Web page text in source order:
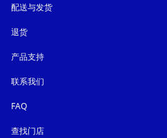
配送与发货
退货
产品支持
联系我们
FAQ
查找门店